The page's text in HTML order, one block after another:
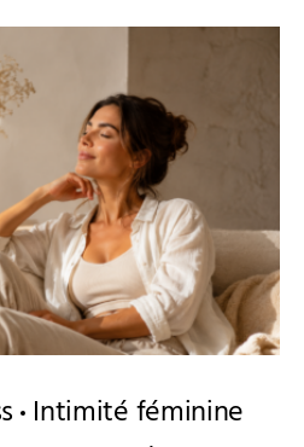
Intimité féminine